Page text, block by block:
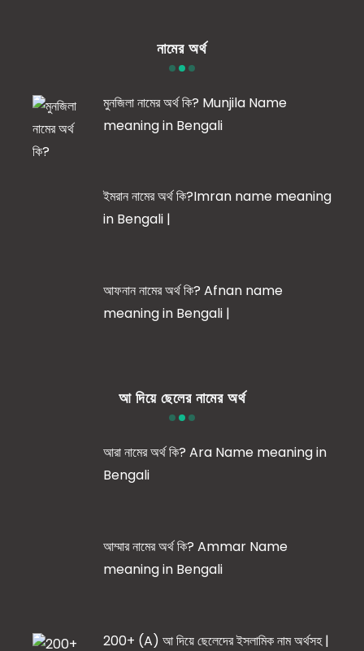
নামের অর্থ
মুনজিলা নামের অর্থ কি? Munjila Name
meaning in Bengali
ইমরান নামের অর্থ কি?Imran name meaning
in Bengali |
আফনান নামের অর্থ কি? Afnan name
meaning in Bengali |
আ দিয়ে ছেলের নামের অর্থ
আরা নামের অর্থ কি? Ara Name meaning in
Bengali
আম্মার নামের অর্থ কি? Ammar Name
meaning in Bengali
200+ (A) আ দিয়ে ছেলেদের ইসলামিক নাম অর্থসহ |